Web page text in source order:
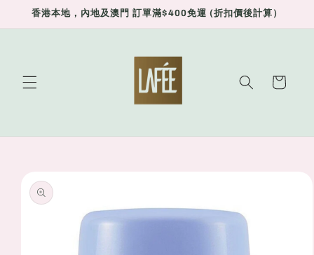
Skip to
香港本地，內地及澳門 訂單滿$400免運 (折扣價後計算）
Cart
product
information